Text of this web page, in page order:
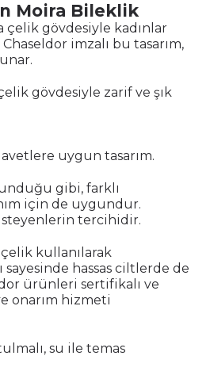
Moira Bileklik
çelik gövdesiyle kadınlar
imzalı bu tasarım,
gövdesiyle zarif ve şık
uygun tasarım.
gibi, farklı
için de uygundur.
isteyenlerin tercihidir.
kullanılarak
hassas ciltlerde de
ürünleri sertifikalı ve
onarım hizmeti
su ile temas